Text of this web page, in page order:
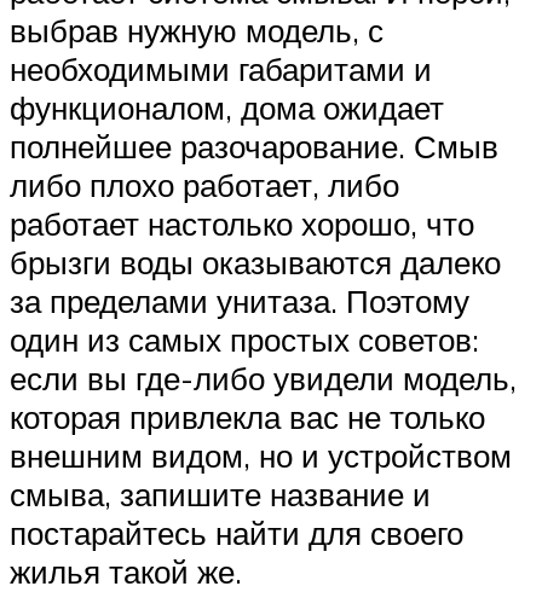
выбрав нужную модель, с
необходимыми габаритами и
функционалом, дома ожидает
полнейшее разочарование. Смыв
либо плохо работает, либо
работает настолько хорошо, что
брызги воды оказываются далеко
за пределами унитаза. Поэтому
один из самых простых советов:
если вы где-либо увидели модель,
которая привлекла вас не только
внешним видом, но и устройством
смыва, запишите название и
постарайтесь найти для своего
жилья такой же.